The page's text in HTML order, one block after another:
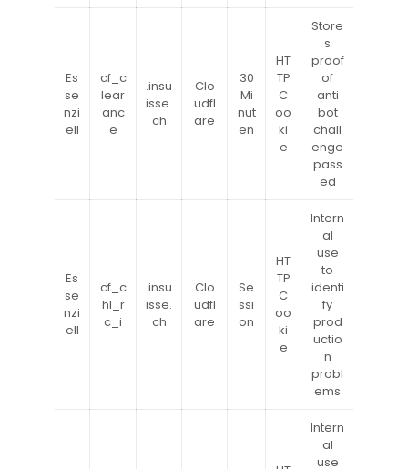
Es
se
nzi
ell
cf_c
lear
anc
e
.insu
isse.
ch
Clo
udfl
are
30
Mi
nut
en
HT
TP
C
oo
ki
e
Store
s
proof
of
anti
bot
chall
enge
pass
ed
Es
se
nzi
ell
cf_c
hl_r
c_i
.insu
isse.
ch
Clo
udfl
are
Se
ssi
on
HT
TP
C
oo
ki
e
Intern
al
use
to
identi
fy
prod
uctio
n
probl
ems
Intern
al
use